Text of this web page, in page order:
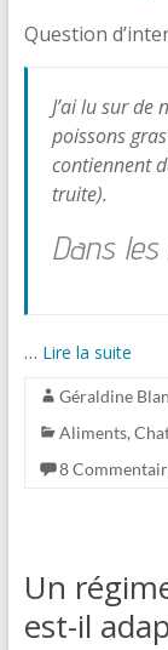
Question
J’ai lu sur de
poissons
contiennent
truite).
Dans
… Lire la suite
Géraldine
Aliments,
8
Un
est-il